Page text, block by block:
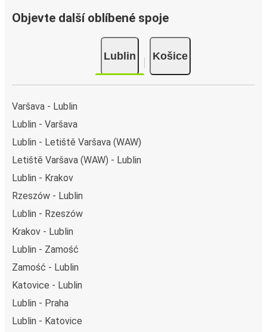
Objevte další oblíbené spoje
Lublin Košice
Varšava - Lublin
Lublin - Varšava
Lublin - Letiště Varšava (WAW)
Letiště Varšava (WAW) - Lublin
Lublin - Krakov
Rzeszów - Lublin
Lublin - Rzeszów
Krakov - Lublin
Lublin - Zamość
Zamość - Lublin
Katovice - Lublin
Lublin - Praha
Lublin - Katovice